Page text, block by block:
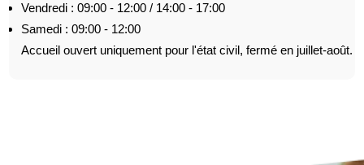
Vendredi : 09:00 - 12:00 / 14:00 - 17:00
Samedi : 09:00 - 12:00
Accueil ouvert uniquement pour l'état civil, fermé en juillet-août.